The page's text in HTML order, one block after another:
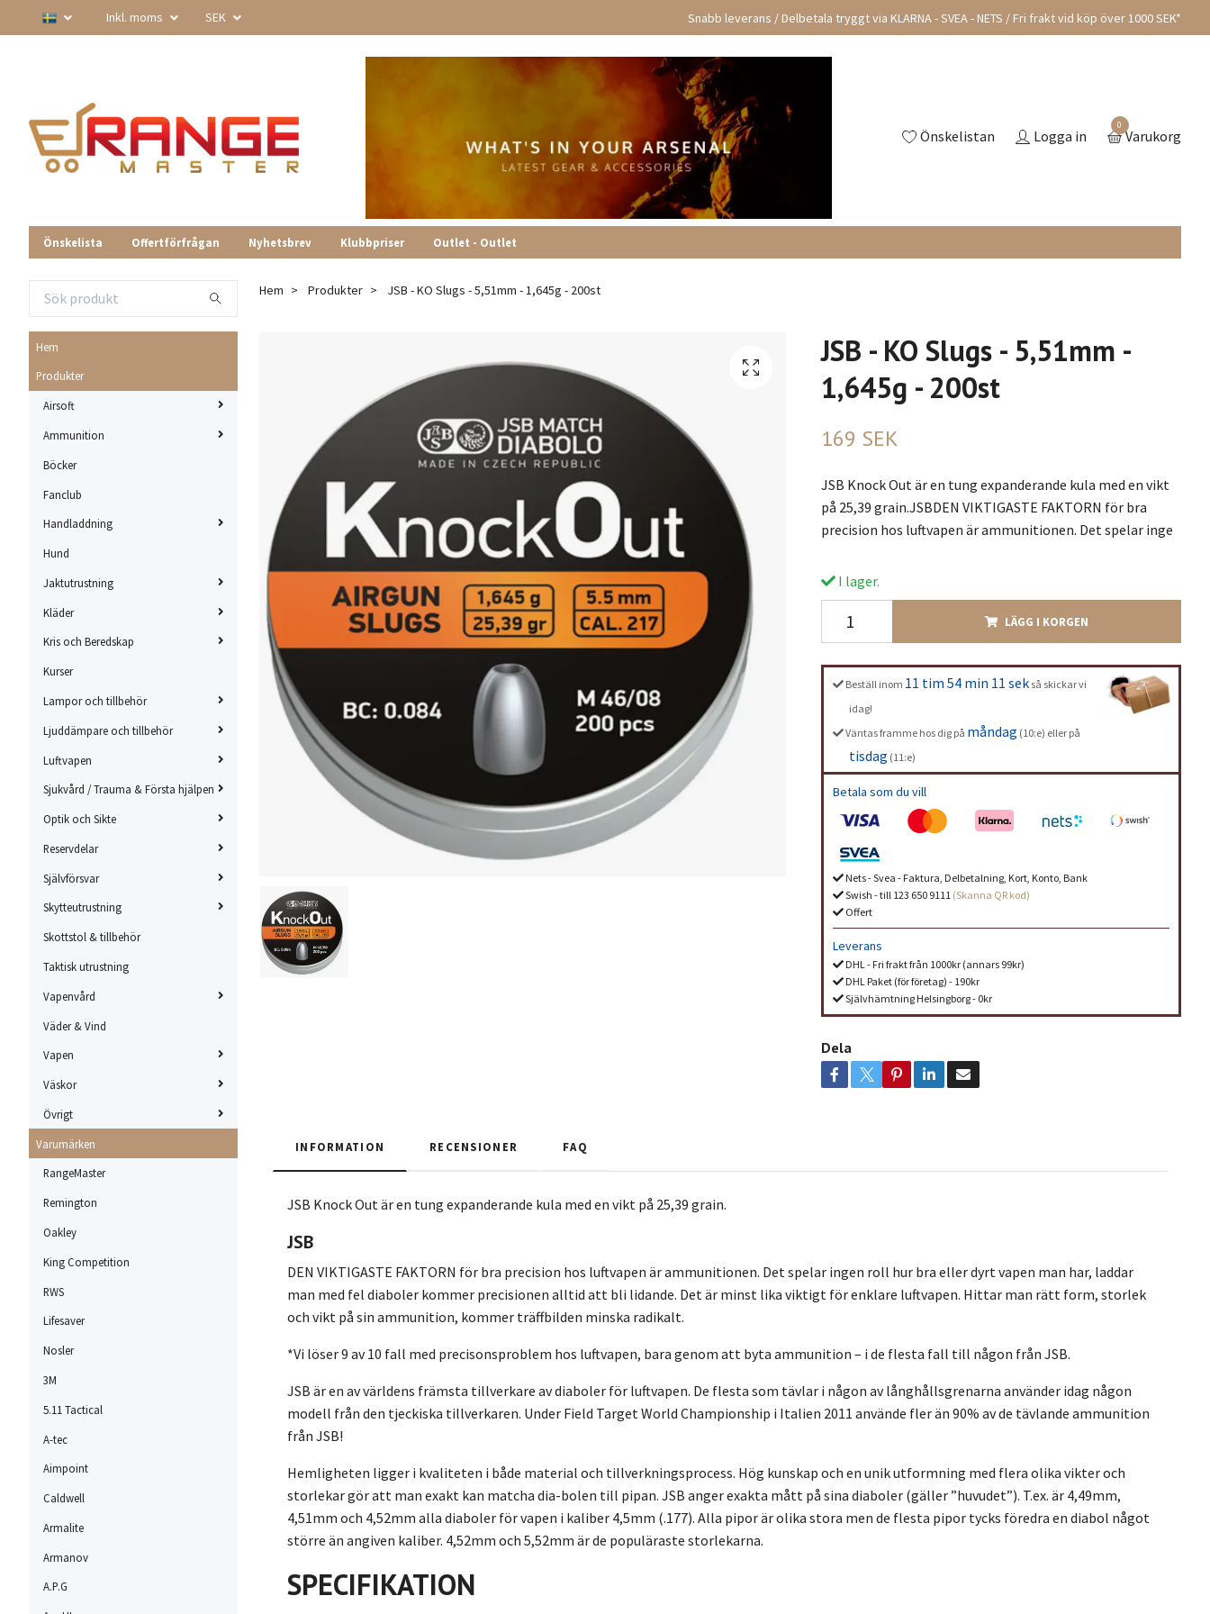
Inkl. moms SEK Snabb leverans / Delbetala tryggt via KLARNA - SVEA - NETS / Fri frakt vid köp över 1000 SEK*
Önskelistan Logga in
0
Varukorg
Önskelista Offertförfrågan Nyhetsbrev Klubbpriser Outlet - Outlet
Hem
Produkter
Airsoft
Ammunition
Böcker
Fanclub
Handladdning
Hund
Jaktutrustning
Kläder
Kris och Beredskap
Kurser
Lampor och tillbehör
Ljuddämpare och tillbehör
Luftvapen
Sjukvård / Trauma & Första hjälpen
Optik och Sikte
Reservdelar
Självförsvar
Skytteutrustning
Skottstol & tillbehör
Taktisk utrustning
Vapenvård
Väder & Vind
Vapen
Väskor
Övrigt
Varumärken
RangeMaster
Remington
Oakley
King Competition
RWS
Lifesaver
Nosler
3M
5.11 Tactical
A-tec
Aimpoint
Caldwell
Armalite
Armanov
A.P.G
Hem Produkter JSB - KO Slugs - 5,51mm - 1,645g - 200st
JSB - KO Slugs - 5,51mm -
1,645g - 200st
169 SEK
JSB Knock Out är en tung expanderande kula med en vikt
på 25,39 grain.JSBDEN VIKTIGASTE FAKTORN för bra
precision hos luftvapen är ammunitionen. Det spelar inge
I lager.
LÄGG I KORGEN
Beställ inom 11 tim 54 min 10 sekså skickar vi
idag!
Väntas framme hos dig på måndag (10:e) eller på
tisdag (11:e)
Betala som du vill
Nets - Svea - Faktura, Delbetalning, Kort, Konto, Bank
Swish - till 123 650 9111 (Skanna QR kod)
Offert
Leverans
DHL - Fri frakt från 1000kr (annars 99kr)
DHL Paket (för företag) - 190kr
Självhämtning Helsingborg - 0kr
Dela
INFORMATION RECENSIONER FAQ
JSB Knock Out är en tung expanderande kula med en vikt på 25,39 grain.
JSB
DEN VIKTIGASTE FAKTORN för bra precision hos luftvapen är ammunitionen. Det spelar ingen roll hur bra eller dyrt vapen man har, laddar
man med fel diaboler kommer precisionen alltid att bli lidande. Det är minst lika viktigt för enklare luftvapen. Hittar man rätt form, storlek
och vikt på sin ammunition, kommer träffbilden minska radikalt.
*Vi löser 9 av 10 fall med precisonsproblem hos luftvapen, bara genom att byta ammunition – i de flesta fall till någon från JSB.
JSB är en av världens främsta tillverkare av diaboler för luftvapen. De flesta som tävlar i någon av långhållsgrenarna använder idag någon
modell från den tjeckiska tillverkaren. Under Field Target World Championship i Italien 2011 använde fler än 90% av de tävlande ammunition
från JSB!
Hemligheten ligger i kvaliteten i både material och tillverkningsprocess. Hög kunskap och en unik utformning med flera olika vikter och
storlekar gör att man exakt kan matcha dia-bolen till pipan. JSB anger exakta mått på sina diaboler (gäller ”huvudet”). T.ex. är 4,49mm,
4,51mm och 4,52mm alla diaboler för vapen i kaliber 4,5mm (.177). Alla pipor är olika stora men de flesta pipor tycks föredra en diabol något
större än angiven kaliber. 4,52mm och 5,52mm är de populäraste storlekarna.
SPECIFIKATION